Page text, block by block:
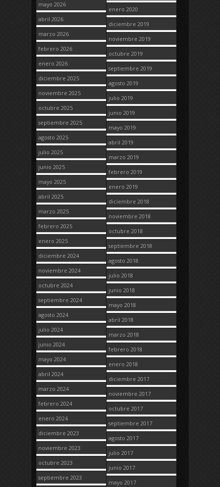
mayo 2026
abril 2026
marzo 2026
febrero 2026
enero 2026
diciembre 2025
noviembre 2025
octubre 2025
septiembre 2025
agosto 2025
julio 2025
junio 2025
mayo 2025
abril 2025
marzo 2025
febrero 2025
enero 2025
diciembre 2024
noviembre 2024
octubre 2024
septiembre 2024
agosto 2024
julio 2024
junio 2024
mayo 2024
abril 2024
marzo 2024
febrero 2024
enero 2024
diciembre 2023
noviembre 2023
octubre 2023
septiembre 2023
enero 2020
diciembre 2019
noviembre 2019
octubre 2019
septiembre 2019
agosto 2019
julio 2019
junio 2019
mayo 2019
abril 2019
marzo 2019
febrero 2019
enero 2019
diciembre 2018
noviembre 2018
octubre 2018
septiembre 2018
agosto 2018
julio 2018
junio 2018
mayo 2018
abril 2018
marzo 2018
febrero 2018
enero 2018
diciembre 2017
noviembre 2017
octubre 2017
septiembre 2017
agosto 2017
julio 2017
junio 2017
mayo 2017